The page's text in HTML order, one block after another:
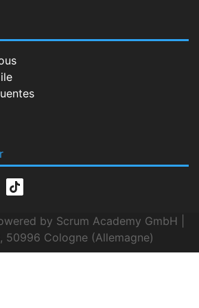
by Scrum Academy GmbH |
50996 Cologne (Allemagne)